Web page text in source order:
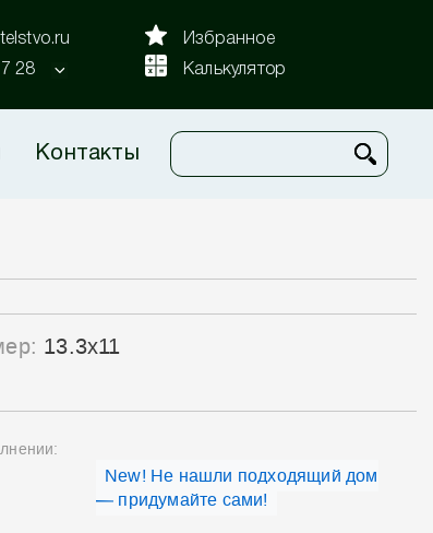
28
Избранное
Калькулятор
Контакты
13.3x11
New! Не нашли подходящий дом
— придумайте сами!